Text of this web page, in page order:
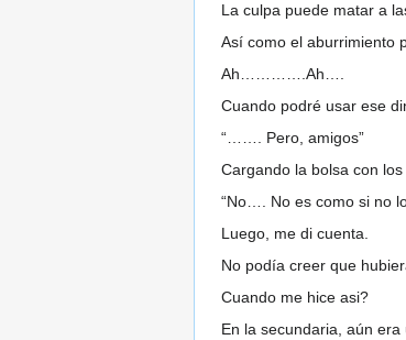
La culpa puede matar a
Así como el aburrimiento
Ah………….Ah….
Cuando podré usar ese
“……. Pero, amigos”
Cargando la bolsa con
“No…. No es como si no
Luego, me di cuenta.
No podía creer que
Cuando me hice asi?
En la secundaria, aún